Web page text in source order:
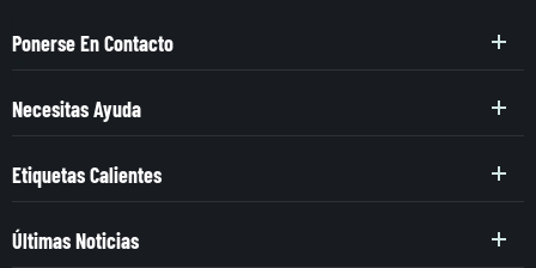
Ponerse En Contacto
Necesitas Ayuda
Etiquetas Calientes
Últimas Noticias